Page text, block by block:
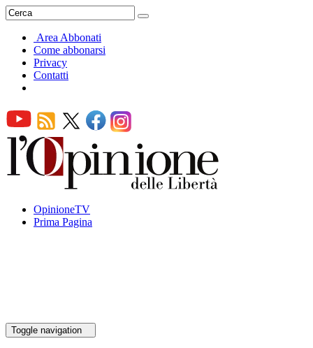
Area Abbonati
Come abbonarsi
Privacy
Contatti
OpinioneTV
Prima Pagina
Toggle navigation